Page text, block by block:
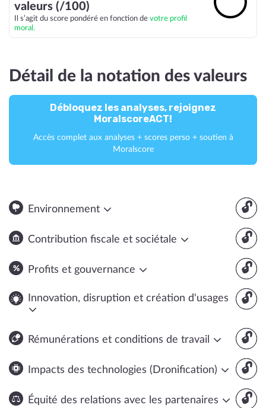
valeurs (/100)
Il s’agit du score pondéré en fonction de votre profil
moral.
Détail de la notation des valeurs
Débloquez les analyses, rejoignez
MoralscoreACT!
Accès complet aux analyses + scores perso + soutien à
Moralscore
🔓
Environnement
🔓
Contribution fiscale et sociétale
🔓
Profits et gouvernance
🔓
Innovation, disruption et création d'usages
🔓
Rémunérations et conditions de travail
🔓
Impacts des technologies (Dronification)
🔓
Équité des relations avec les partenaires